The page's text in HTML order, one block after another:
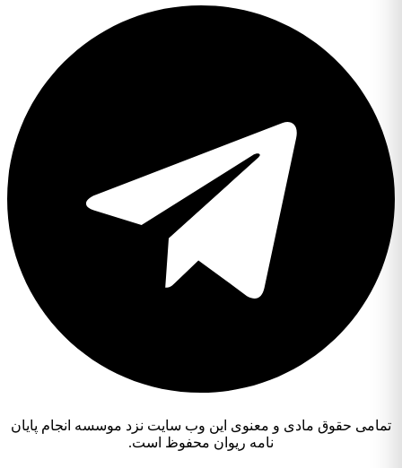
تمامی حقوق مادی و معنوی این وب سایت نزد موسسه انجام پایان
نامه ریوان محفوظ است.